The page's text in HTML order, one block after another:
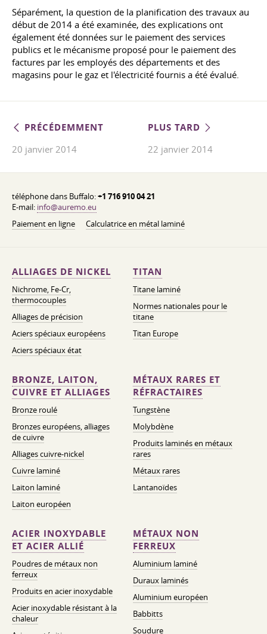
Séparément, la question de la planification des travaux au
début de 2014 a été examinée, des explications ont
également été données sur le paiement des services
publics et le mécanisme proposé pour le paiement des
factures par les employés des départements et des
magasins pour le gaz et l'électricité fournis a été évalué.
PRÉCÉDEMMENT
20 janvier 2014
PLUS TARD
22 janvier 2014
téléphone dans Buffalo:+1 716 910 04 21
E-mail: info@auremo.eu
Paiement en ligne
Calculatrice en métal laminé
ALLIAGES DE NICKEL
Nichrome, Fe-Cr,
thermocouples
Alliages de précision
Aciers spéciaux européens
Aciers spéciaux état
TITAN
Titane laminé
Normes nationales pour le
titane
Titan Europe
BRONZE, LAITON,
CUIVRE ET ALLIAGES
Bronze roulé
Bronzes européens, alliages
de cuivre
Alliages cuivre-nickel
Cuivre laminé
Laiton laminé
Laiton européen
MÉTAUX RARES ET
RÉFRACTAIRES
Tungstène
Molybdène
Produits laminés en métaux
rares
Métaux rares
Lantanoïdes
ACIER INOXYDABLE
ET ACIER ALLIÉ
Poudres de métaux non
ferreux
Produits en acier inoxydable
Acier inoxydable résistant à la
chaleur
MÉTAUX NON
FERREUX
Aluminium laminé
Duraux laminés
Aluminium européen
Babbitts
Soudure